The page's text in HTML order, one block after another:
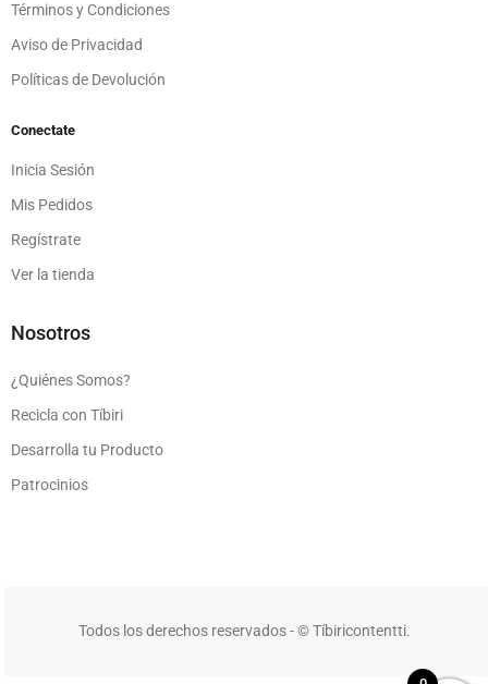
Términos y Condiciones
Aviso de Privacidad
Políticas de Devolución
Conectate
Inicia Sesión
Mis Pedidos
Regístrate
Ver la tienda
Nosotros
¿Quiénes Somos?
Recicla con Tíbiri
Desarrolla tu Producto
Patrocinios
Todos los derechos reservados - © Tíbiricontentti.